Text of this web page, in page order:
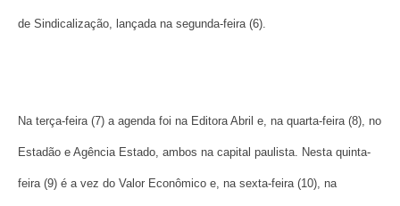
de Sindicalização, lançada na segunda-feira (6).
Na terça-feira (7) a agenda foi na Editora Abril e, na quarta-feira (8), no
Estadão e Agência Estado, ambos na capital paulista. Nesta quinta-
feira (9) é a vez do Valor Econômico e, na sexta-feira (10), na